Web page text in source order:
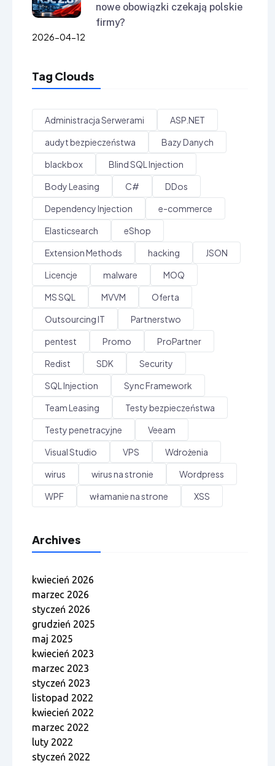
nowe obowiązki czekają polskie
firmy?
2026-04-12
Tag Clouds
Administracja Serwerami
ASP.NET
audyt bezpieczeństwa
Bazy Danych
blackbox
Blind SQL Injection
Body Leasing
C#
DDos
Dependency Injection
e-commerce
Elasticsearch
eShop
Extension Methods
hacking
JSON
Licencje
malware
MOQ
MS SQL
MVVM
Oferta
Outsourcing IT
Partnerstwo
pentest
Promo
ProPartner
Redist
SDK
Security
SQL Injection
Sync Framework
Team Leasing
Testy bezpieczeństwa
Testy penetracyjne
Veeam
Visual Studio
VPS
Wdrożenia
wirus
wirus na stronie
Wordpress
WPF
włamanie na strone XSS
Archives
kwiecień 2026
marzec 2026
styczeń 2026
grudzień 2025
maj 2025
kwiecień 2023
marzec 2023
styczeń 2023
listopad 2022
kwiecień 2022
marzec 2022
luty 2022
styczeń 2022